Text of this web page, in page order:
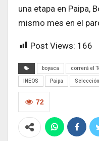
una etapa en Paipa,
mismo mes en el
Post Views: 166
boyaca correrá el
INEOS Paipa
72